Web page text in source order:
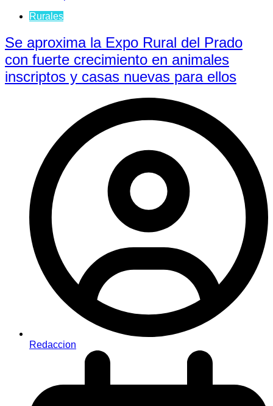
Rurales
Se aproxima la Expo Rural del Prado
con fuerte crecimiento en animales
inscriptos y casas nuevas para ellos
Redaccion